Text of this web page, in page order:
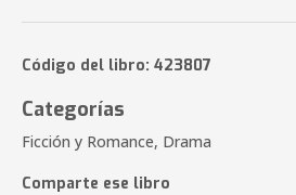
Código del libro: 423807
Categorías
Ficción y Romance, Drama
Comparte ese libro